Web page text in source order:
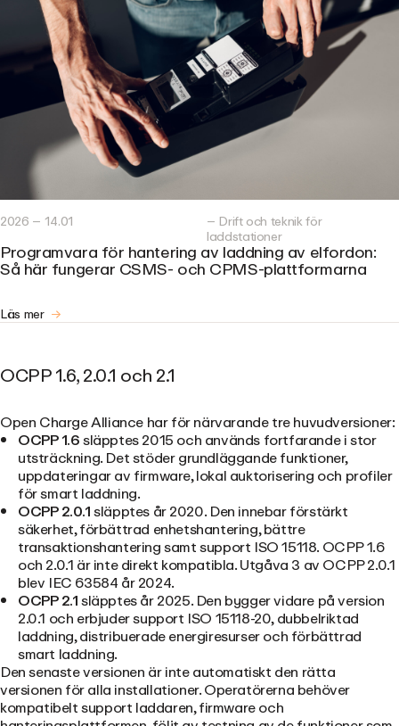
2026 – 14.01 – Drift och teknik för
laddstationer
Programvara för hantering av laddning av elfordon:
Så här fungerar CSMS- och CPMS-plattformarna
Läs mer
OCPP 1.6, 2.0.1 och 2.1
Open Charge Alliance har för närvarande tre huvudversioner:
OCPP 1.6släpptes 2015 och används fortfarande i stor
utsträckning. Det stöder grundläggande funktioner,
uppdateringar av firmware, lokal auktorisering och profiler
för smart laddning.
OCPP 2.0.1släpptes år 2020. Den innebar förstärkt
säkerhet, förbättrad enhetshantering, bättre
transaktionshantering samt support ISO 15118. OCPP 1.6
och 2.0.1 är inte direkt kompatibla. Utgåva 3 av OCPP 2.0.1
blev IEC 63584 år 2024.
OCPP 2.1släpptes år 2025. Den bygger vidare på version
2.0.1 och erbjuder support ISO 15118-20, dubbelriktad
laddning, distribuerade energiresurser och förbättrad
smart laddning.
Den senaste versionen är inte automatiskt den rätta
versionen för alla installationer. Operatörerna behöver
kompatibelt support laddaren, firmware och